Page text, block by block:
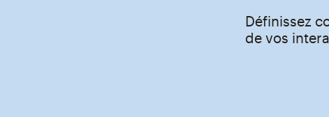
Définissez
de vos